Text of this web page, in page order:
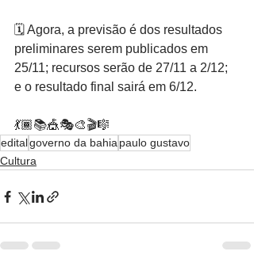
🗓️ Agora, a previsão é dos resultados
preliminares serem publicados em
25/11; recursos serão de 27/11 a 2/12;
e o resultado final sairá em 6/12.
💃🏾📚🎪🎭🎨🎬🎼
editalgoverno da bahia paulo gustavo
Cultura